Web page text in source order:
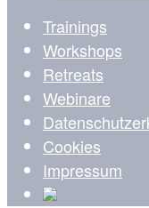
Trainings
Workshops
Retreats
Webinare
Cookies
Impressum